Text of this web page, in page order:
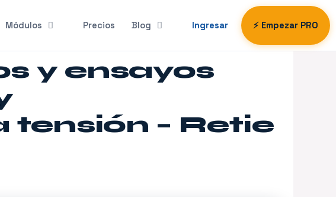
Módulos Precios Blog Ingresar ⚡ Empezar PRO
y ensayos
– Retie